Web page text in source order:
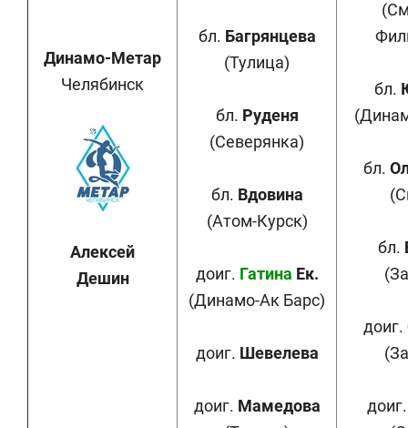
Динамо-Метар
Челябинск
Алексей
Дешин
бл. Багрянцева
(Тулица)
бл. Руденя
(Северянка)
бл. Вдовина
(Атом-Курск)
доиг. Гатина Ек.
(Динамо-Ак Барс)
доиг. Шевелева
доиг. Мамедова
бл.
бл.
бл.
доиг.